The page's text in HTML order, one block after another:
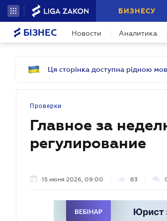
БИЗНЕСУ
БІЗНЕС Новости Аналитика
Ця сторінка доступна рідною
Проверки
Главное за
регулирование
15 июня 2026, 09:00 83